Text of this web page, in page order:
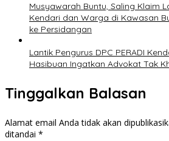
Musyawarah Buntu, Saling Klaim
Kendari dan Warga di Kawasan
ke Persidangan
Lantik Pengurus DPC PERADI
Hasibuan Ingatkan Advokat Tak
Tinggalkan Balasan
Alamat email Anda tidak akan
ditandai *